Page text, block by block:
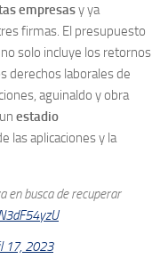
empresasy ya
firmas. El presupuesto
solo incluye los retornos
derechos laborales de
aguinaldo y obra
estadio
las aplicaciones y la
en busca de recuperar
17, 2023